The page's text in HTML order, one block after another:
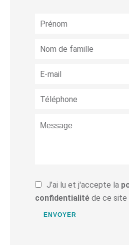
J’ai lu et j'accepte la
confidentialité de ce site
ENVOYER